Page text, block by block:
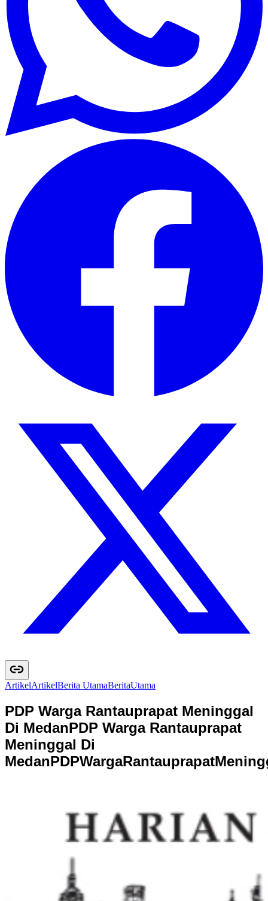
ArtikelArtikelBerita UtamaBeritaUtama
PDP Warga Rantauprapat Meninggal
Di MedanPDP Warga Rantauprapat
Meninggal Di
MedanPDPWargaRantauprapatMening